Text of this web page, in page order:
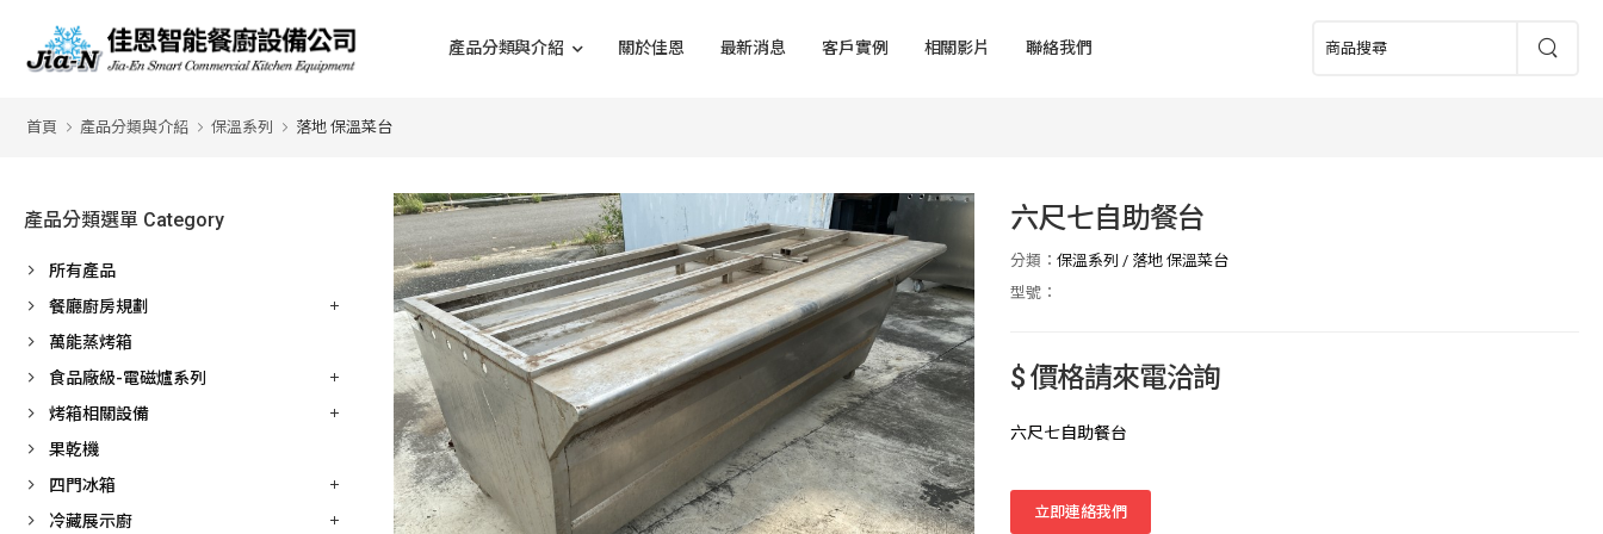
產品分類與介紹 關於佳恩 最新消息 客戶實例 相關影片 聯絡我們
首頁 產品分類與介紹 保溫系列 落地 保溫菜台
產品分類選單 Category
所有產品
餐廳廚房規劃
萬能蒸烤箱
食品廠級-電磁爐系列
烤箱相關設備
果乾機
四門冰箱
冷藏展示廚
六尺七自助餐台
分類： 保溫系列 / 落地 保溫菜台
型號：
$ 價格請來電洽詢
六尺七自助餐台
立即連絡我們